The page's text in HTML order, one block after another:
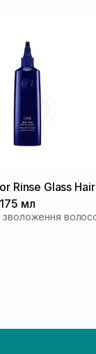
Rinse Glass Hair
мл